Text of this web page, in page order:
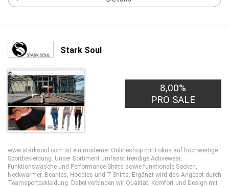
Stark Soul
8,00%
PRO SALE
www.starksoul.com ist ein moderner Onlineshop mit Fokus auf hochwertige
Sportbekleidung. Unser Sortiment umfasst trendige Activewear,
Funktionswäsche und Performance-Shirts sowie funktionale Socken,
Neckwarmer, Beanies, Hoodies und T-Shirts. Ergänzt wird das Angebot durch
Teamsportbekleidung. Dabei verbinden wir Qualität, Komfort und Design mit